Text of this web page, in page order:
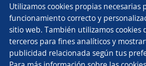
Utilizamos cookies propias necesarias
funcionamiento correcto y
sitio web. También utilizamos cookies
terceros para fines analíticos y
publicidad relacionada según tus
Anterior
Evaluar empresa